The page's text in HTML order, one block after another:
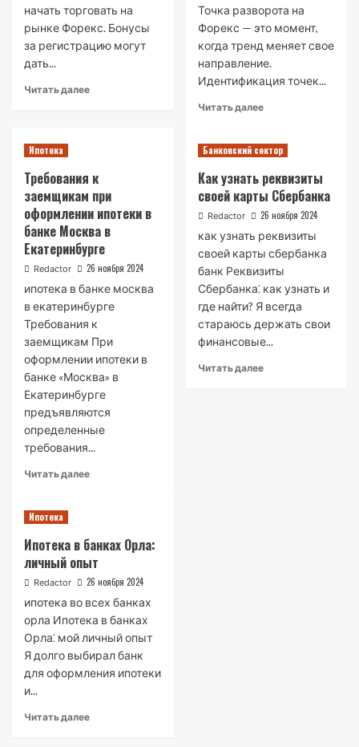
начать торговать на
рынке Форекс. Бонусы
за регистрацию могут
дать...
Читать далееRead
бонусом
за
регистрацию
Точка разворота на
Форекс — это момент,
когда тренд меняет свое
направление.
Идентификация точек...
Читать далееRead
Точки
на
Форекс:
определение,
и
методы
идентификации
Ипотека
Требования к
заемщикам при
оформлении ипотеки в
банке Москва в
Екатеринбурге
Redactor 26 ноября 2024
ипотека в банке москва
в екатеринбурге
Требования к
заемщикам При
оформлении ипотеки в
банке «Москва» в
Екатеринбурге
предъявляются
определенные
требования...
Читать далееRead
заемщикам
при
оформлении
в
банке
Москва
в
Екатеринбурге
Банковский сектор
Как узнать реквизиты
своей карты Сбербанка
Redactor 26 ноября 2024
как узнать реквизиты
своей карты сбербанка
банк Реквизиты
Сбербанка⁚ как узнать и
где найти? Я всегда
стараюсь держать свои
финансовые...
Читать далееRead
Ипотека
Ипотека в банках Орла:
личный опыт
Redactor 26 ноября 2024
ипотека во всех банках
орла Ипотека в банках
Орла⁚ мой личный опыт
Я долго выбирал банк
для оформления ипотеки
и...
Читать далееRead